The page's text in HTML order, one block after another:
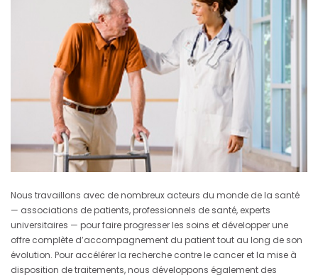
Nous travaillons avec de nombreux acteurs du monde de la santé
— associations de patients, professionnels de santé, experts
universitaires — pour faire progresser les soins et développer une
offre complète d’accompagnement du patient tout au long de son
évolution. Pour accélérer la recherche contre le cancer et la mise à
disposition de traitements, nous développons également des